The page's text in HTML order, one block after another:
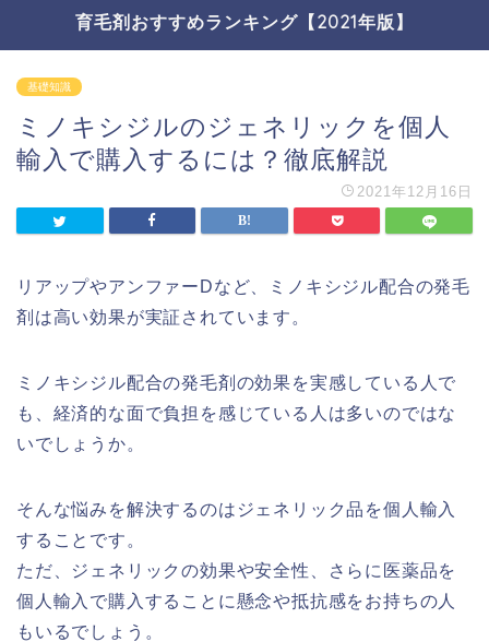
育毛剤おすすめランキング【2021年版】
基礎知識
ミノキシジルのジェネリックを個人
輸入で購入するには？徹底解説
2021年12月16日
リアップやアンファーDなど、ミノキシジル配合の発毛
剤は高い効果が実証されています。
ミノキシジル配合の発毛剤の効果を実感している人で
も、経済的な面で負担を感じている人は多いのではな
いでしょうか。
そんな悩みを解決するのはジェネリック品を個人輸入
することです。
ただ、ジェネリックの効果や安全性、さらに医薬品を
個人輸入で購入することに懸念や抵抗感をお持ちの人
もいるでしょう。